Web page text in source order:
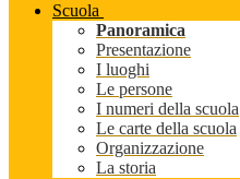
Scuola
Panoramica
Presentazione
I luoghi
Le persone
I numeri della scuola
Le carte della scuola
Organizzazione
La storia